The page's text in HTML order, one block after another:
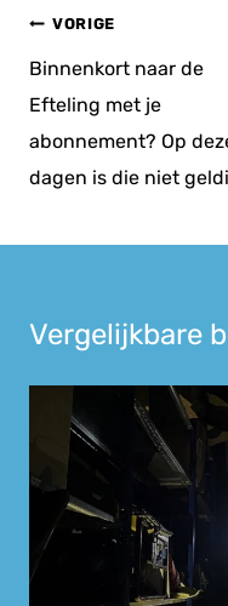
Bericht
navigatie
VORIGE
Binnenkort naar de
Efteling met je
abonnement? Op
dagen is die niet
Vergelijkbare